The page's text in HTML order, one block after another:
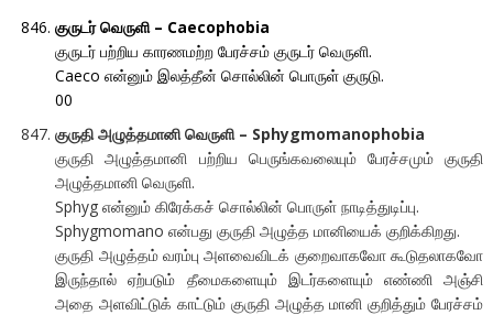
குருடர் வெருளி – Caecophobia
குருடர் பற்றிய காரணமற்ற பேரச்சம் குருடர் வெருளி.
Caeco என்னும் இலத்தீன் சொல்லின் பொருள் குருடு.
00
குருதி அழுத்தமானி வெருளி – Sphygmomanophobia
குருதி அழுத்தமானி பற்றிய பெருங்கவலையும் பேரச்சமும் குருதி
அழுத்தமானி வெருளி.
Sphyg என்னும் கிரேக்கச் சொல்லின் பொருள் நாடித்துடிப்பு.
Sphygmomano என்பது குருதி அழுத்த மானியைக் குறிக்கிறது.
குருதி அழுத்தம் வரம்பு அளவைவிடக் குறைவாகவோ கூடுதலாகவோ
இருந்தால் ஏற்படும் தீமைகளையும் இடர்களையும் எண்ணி அஞ்சி
அதை அளவிட்டுக் காட்டும் குருதி அழுத்த மானி குறித்தும் பேரச்சம்